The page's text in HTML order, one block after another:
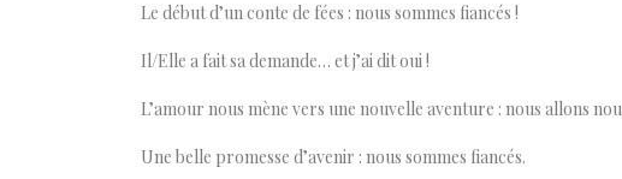
Le début d’un conte de fées : nous sommes fiancés !
Il/Elle a fait sa demande… et j’ai dit oui !
L’amour nous mène vers une nouvelle aventure : nous allons
Une belle promesse d’avenir : nous sommes fiancés.